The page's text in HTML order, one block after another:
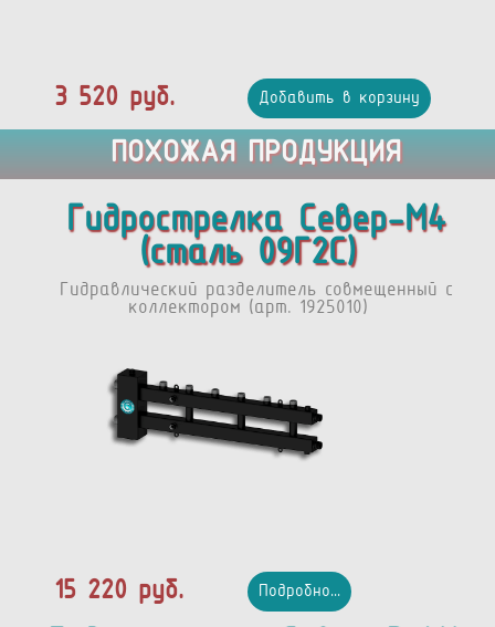
3 520 руб. Добавить в корзину
ПОХОЖАЯ ПРОДУКЦИЯ
Гидрострелка Север-М4
(сталь 09Г2С)
Гидравлический разделитель совмещенный с
коллектором (арт. 1925010)
15 220 руб. Подробно...